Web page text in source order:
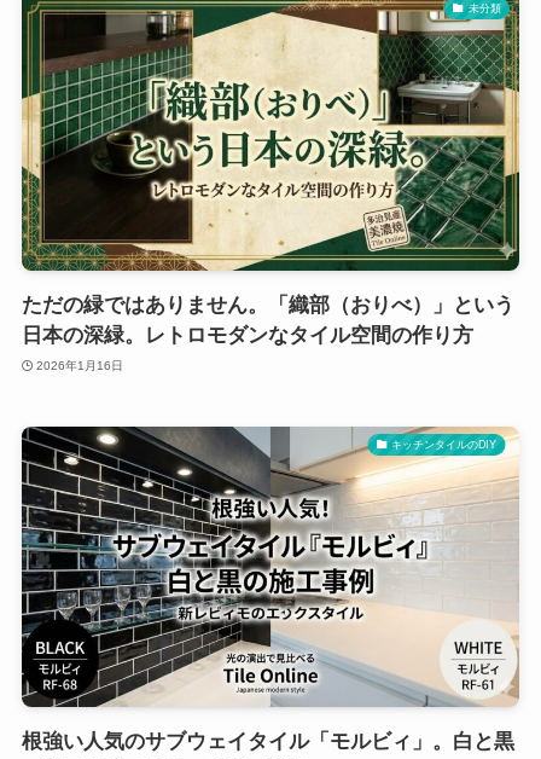
未分類
ただの緑ではありません。「織部（おりべ）」という
日本の深緑。レトロモダンなタイル空間の作り方
2026年1月16日
キッチンタイルのDIY
根強い人気のサブウェイタイル「モルビィ」。白と黒